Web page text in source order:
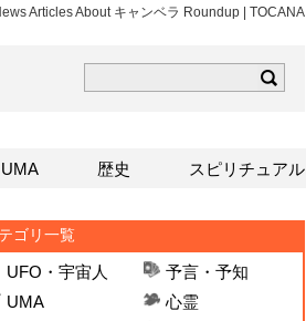
Articles About キャンベラ Roundup | TOCANA
ゴリ一覧
UFO・宇宙人
予言・予知
UMA
心霊
UMA 歴史 スピリチュアル